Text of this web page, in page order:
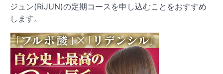
ジュン(RiJUN)の定期コースを申し込むことをおすすめ
します。